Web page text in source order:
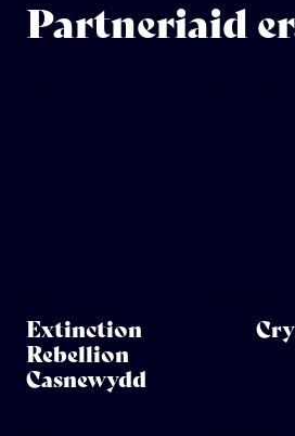
Partneriaid
Extinction
Rebellion
Casnewydd